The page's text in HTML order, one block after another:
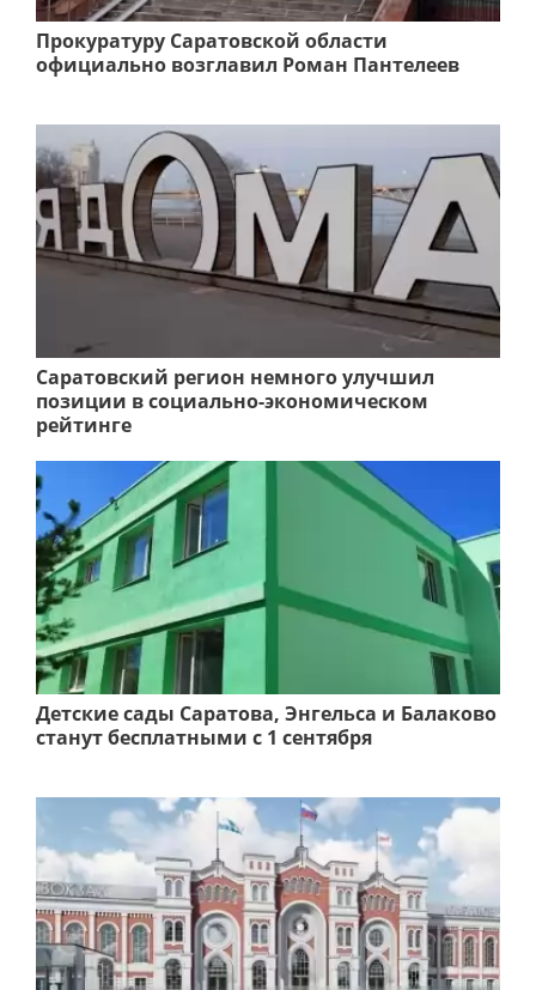
Прокуратуру Саратовской области
официально возглавил Роман Пантелеев
Саратовский регион немного улучшил
позиции в социально-экономическом
рейтинге
Детские сады Саратова, Энгельса и Балаково
станут бесплатными с 1 сентября